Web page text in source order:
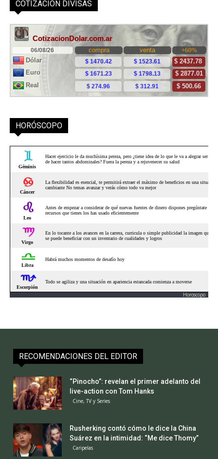
COTIZACIÓN DIVISAS
HORÓSCOPO
Horoscopo
RECOMENDACIONES DEL EDITOR
“Pinocho”: revelan el primer adelanto del
live-action con Tom Hanks
Cine, TV y Series
Rusherking contó cómo le dice la China
Suárez en la intimidad: “Me dice Thomy”
Caripelas